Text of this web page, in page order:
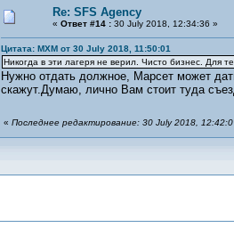
Re: SFS Agency
« Ответ #14 :30 July 2018, 12:34:36 »
Цитата: MXM от 30 July 2018, 11:50:01
Никогда в эти лагеря не верил. Чисто бизнес. Для
Нужно отдать должное, Марсет может
скажут.Думаю, лично Вам стоит туда
« Последнее редактирование: 30 July 2018,